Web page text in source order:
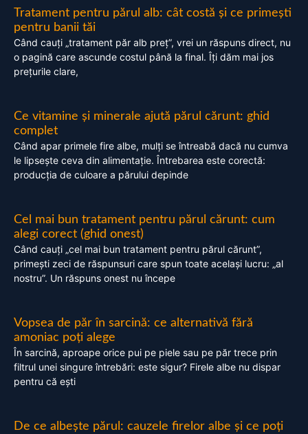
Tratament pentru părul alb: cât costă și ce primești
pentru banii tăi
Când cauți „tratament păr alb preț”, vrei un răspuns direct, nu
o pagină care ascunde costul până la final. Îți dăm mai jos
prețurile clare,
Ce vitamine și minerale ajută părul cărunt: ghid
complet
Când apar primele fire albe, mulți se întreabă dacă nu cumva
le lipsește ceva din alimentație. Întrebarea este corectă:
producția de culoare a părului depinde
Cel mai bun tratament pentru părul cărunt: cum
alegi corect (ghid onest)
Când cauți „cel mai bun tratament pentru părul cărunt”,
primești zeci de răspunsuri care spun toate același lucru: „al
nostru”. Un răspuns onest nu începe
Vopsea de păr în sarcină: ce alternativă fără
amoniac poți alege
În sarcină, aproape orice pui pe piele sau pe păr trece prin
filtrul unei singure întrebări: este sigur? Firele albe nu dispar
pentru că ești
De ce albește părul: cauzele firelor albe și ce poți